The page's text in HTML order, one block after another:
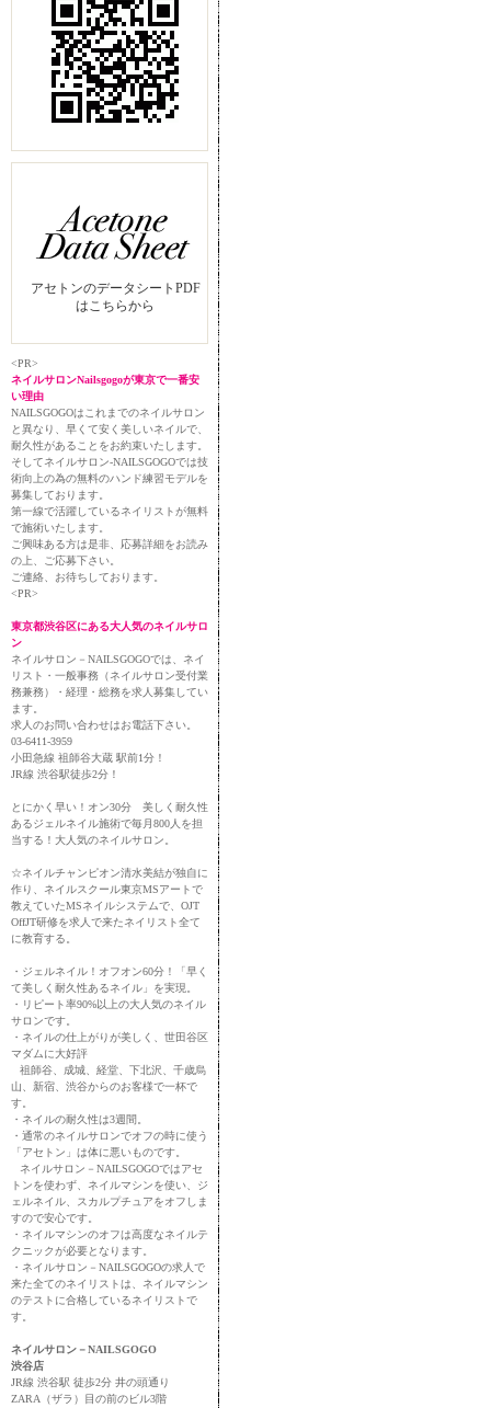
アセトンのデータシートPDF
はこちらから
<PR>
ネイルサロンNailsgogoが東京で一番安
い理由
NAILSGOGOはこれまでのネイルサロン
と異なり、早くて安く美しいネイルで、
耐久性があることをお約束いたします。
そしてネイルサロン-NAILSGOGOでは技
術向上の為の無料のハンド練習モデルを
募集しております。
第一線で活躍しているネイリストが無料
で施術いたします。
ご興味ある方は是非、応募詳細をお読み
の上、ご応募下さい。
ご連絡、お待ちしております。
<PR>
東京都渋谷区にある大人気のネイルサロ
ン
ネイルサロン－NAILSGOGOでは、ネイ
リスト・一般事務（ネイルサロン受付業
務兼務）・経理・総務を求人募集してい
ます。
求人のお問い合わせはお電話下さい。
03-6411-3959
小田急線 祖師谷大蔵 駅前1分！
JR線 渋谷駅徒歩2分！
とにかく早い！オン30分 美しく耐久性
あるジェルネイル施術で毎月800人を担
当する！大人気のネイルサロン。
☆ネイルチャンピオン清水美結が独自に
作り、ネイルスクール東京MSアートで
教えていたMSネイルシステムで、OJT
OffJT研修を求人で来たネイリスト全て
に教育する。
・ジェルネイル！オフオン60分！「早く
て美しく耐久性あるネイル」を実現。
・リピート率90%以上の大人気のネイル
サロンです。
・ネイルの仕上がりが美しく、世田谷区
マダムに大好評
祖師谷、成城、経堂、下北沢、千歳烏
山、新宿、渋谷からのお客様で一杯で
す。
・ネイルの耐久性は3週間。
・通常のネイルサロンでオフの時に使う
「アセトン」は体に悪いものです。
ネイルサロン－NAILSGOGOではアセ
トンを使わず、ネイルマシンを使い、ジ
ェルネイル、スカルプチュアをオフしま
すので安心です。
・ネイルマシンのオフは高度なネイルテ
クニックが必要となります。
・ネイルサロン－NAILSGOGOの求人で
来た全てのネイリストは、ネイルマシン
のテストに合格しているネイリストで
す。
ネイルサロン－NAILSGOGO
渋谷店
JR線 渋谷駅 徒歩2分 井の頭通り
ZARA（ザラ）目の前のビル3階